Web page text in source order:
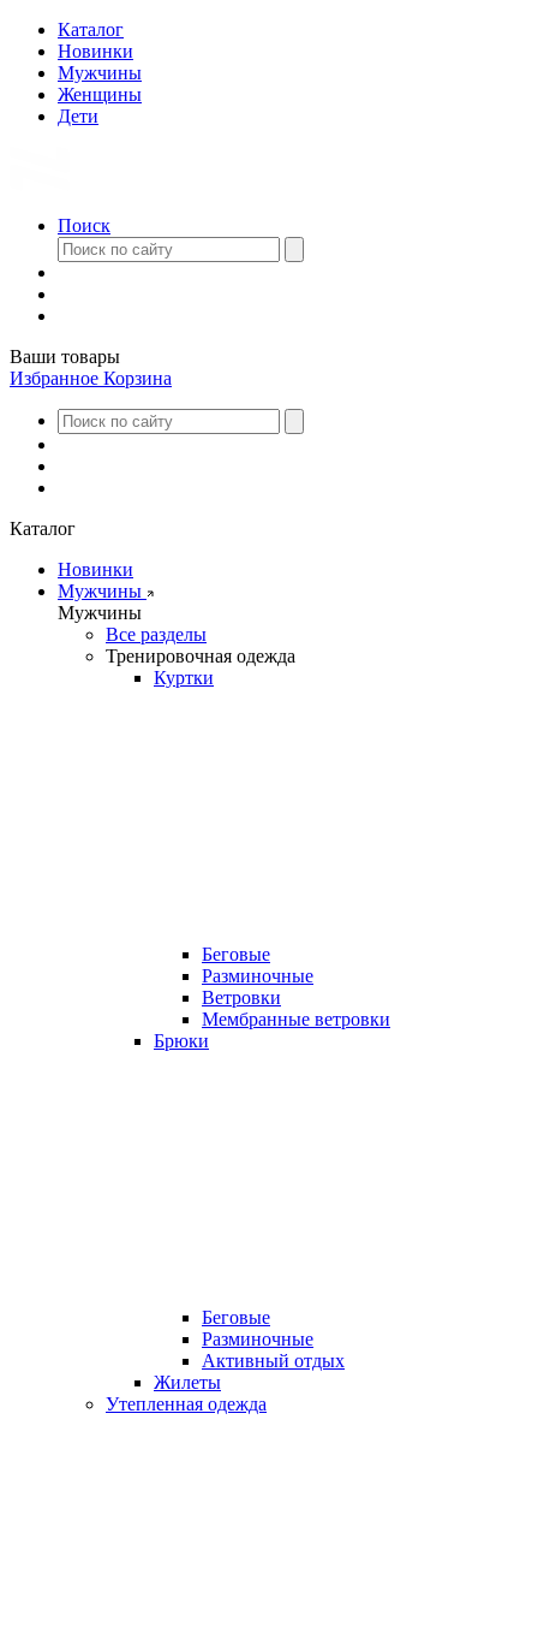
Каталог
Новинки
Мужчины
Женщины
Дети
Поиск
Ваши товары
Избранное Корзина
Каталог
Новинки
Мужчины
Мужчины
Все разделы
Тренировочная одежда
Куртки
Беговые
Разминочные
Ветровки
Мембранные ветровки
Брюки
Беговые
Разминочные
Активный отдых
Жилеты
Утепленная одежда